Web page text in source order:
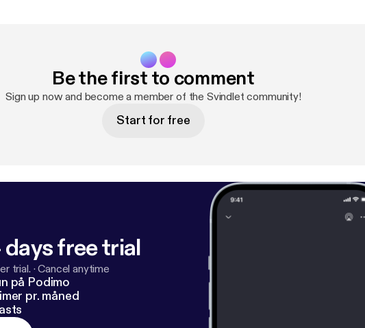
Be the first to comment
Sign up now and become a member of the Svindlet community!
Start for free
free trial
trial. ·Cancel anytime
på Podimo
pr. måned